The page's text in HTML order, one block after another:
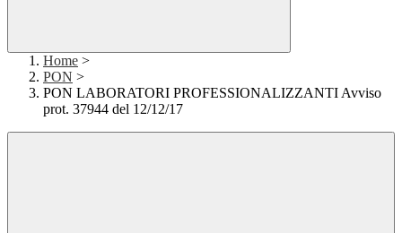
Home >
PON >
PON LABORATORI PROFESSIONALIZZANTI Avviso
prot. 37944 del 12/12/17